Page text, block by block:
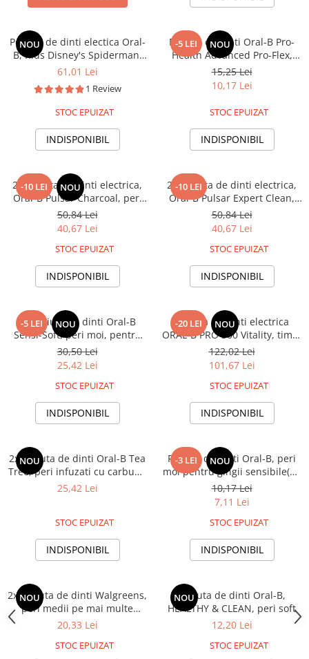
NOU
Periuta de dinti electica Oral-
B, Kids Disney's Spiderman,
peri moi, pentru copii
61,01 Lei
1 Review
STOC EPUIZAT
INDISPONIBIL
-5 LEI NOU
Periuta de dinti Oral-B Pro-
Health Advanced Pro-Flex,
peri moi
15,25 Lei
10,17 Lei
STOC EPUIZAT
INDISPONIBIL
-10 LEI NOU
2x Periuta de dinti electrica,
Oral-B Pulsar Charcoal, peri
ce vibreaza infuzati cu
carbune activ, peri moi
50,84 Lei
40,67 Lei
STOC EPUIZAT
INDISPONIBIL
-10 LEI
2x Periuta de dinti electrica,
Oral-B Pulsar Expert Clean,
peri ce vibreaza, peri moi
50,84 Lei
40,67 Lei
STOC EPUIZAT
INDISPONIBIL
-5 LEI NOU
2x Periuta de dinti Oral-B
Sensi-Soft, peri moi, pentru
gingii sensibile
30,50 Lei
25,42 Lei
STOC EPUIZAT
INDISPONIBIL
-20 LEI NOU
Periuta de dinti electrica
ORAL-B PRO 300 Vitality, timer
2 minute inclus, Curatare 2D,
1 program, 1 capat, alb
122,02 Lei
101,67 Lei
STOC EPUIZAT
INDISPONIBIL
NOU
2x Periuta de dinti Oral-B Tea
Tree, peri infuzati cu carbune
activ
25,42 Lei
STOC EPUIZAT
INDISPONIBIL
-3 LEI NOU
Periuta de dinti Oral-B, peri
moi pentru gingii sensibile(ES
- extra soft), diferite culori
10,17 Lei
7,11 Lei
STOC EPUIZAT
INDISPONIBIL
NOU
2x Periuta de dinti Walgreens,
peri medii pe mai multe
nivele, diferite culori
20,33 Lei
STOC EPUIZAT
NOU
Periuta de dinti Oral-B,
HEALTHY & CLEAN, peri soft
12,20 Lei
STOC EPUIZAT